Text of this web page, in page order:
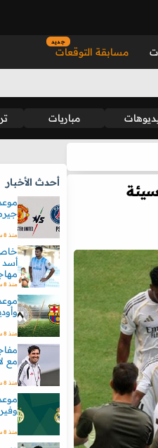
مسابقة التوقعات
جديد
مباريات
أحدث الأخبار
منذ 8 ساعة
أسد
منذ 8 ساعة
منذ 8 ساعة
مع
منذ 8 ساعة
منذ 8 ساعة